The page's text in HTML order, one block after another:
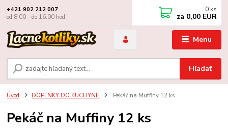
Menu
Hľadať
+421 902 212 007
od 8:00 - do 16:00 hod
0 ks
za 0,00 EUR
Úvod DOPLNKY DO KUCHYNE Pekáč na Muffiny 12 ks
Pekáč na Muffiny 12 ks